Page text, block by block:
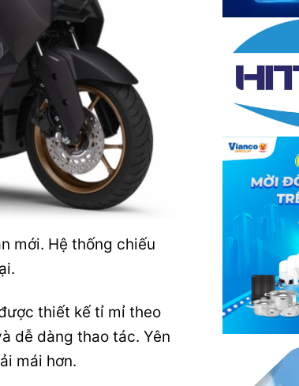
mới. Hệ thống chiếu
thiết kế tỉ mỉ theo
dễ dàng thao tác. Yên
mái hơn.